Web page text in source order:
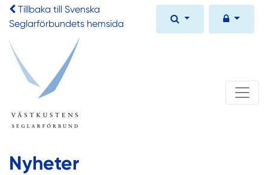
Tillbaka till Svenska
Seglarförbundets hemsida
Nyheter